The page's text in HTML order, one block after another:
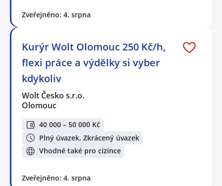
Zveřejněno: 4. srpna
Kurýr Wolt Olomouc 250 Kč/h,
flexi práce a výdělky si vyber
kdykoliv
Wolt Česko s.r.o.
Olomouc
40 000 – 50 000 Kč
Plný úvazek, Zkrácený úvazek
Vhodné také pro cizince
Zveřejněno: 4. srpna